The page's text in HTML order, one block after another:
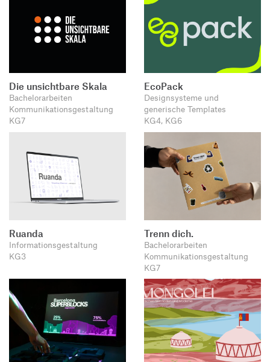
Die unsichtbare Skala
Bachelorarbeiten
Kommunikationsgestaltung
KG7
EcoPack
Designsysteme und
generische Templates
KG4, KG6
Ruanda
Informationsgestaltung
KG3
Trenn dich.
Bachelorarbeiten
Kommunikationsgestaltung
KG7